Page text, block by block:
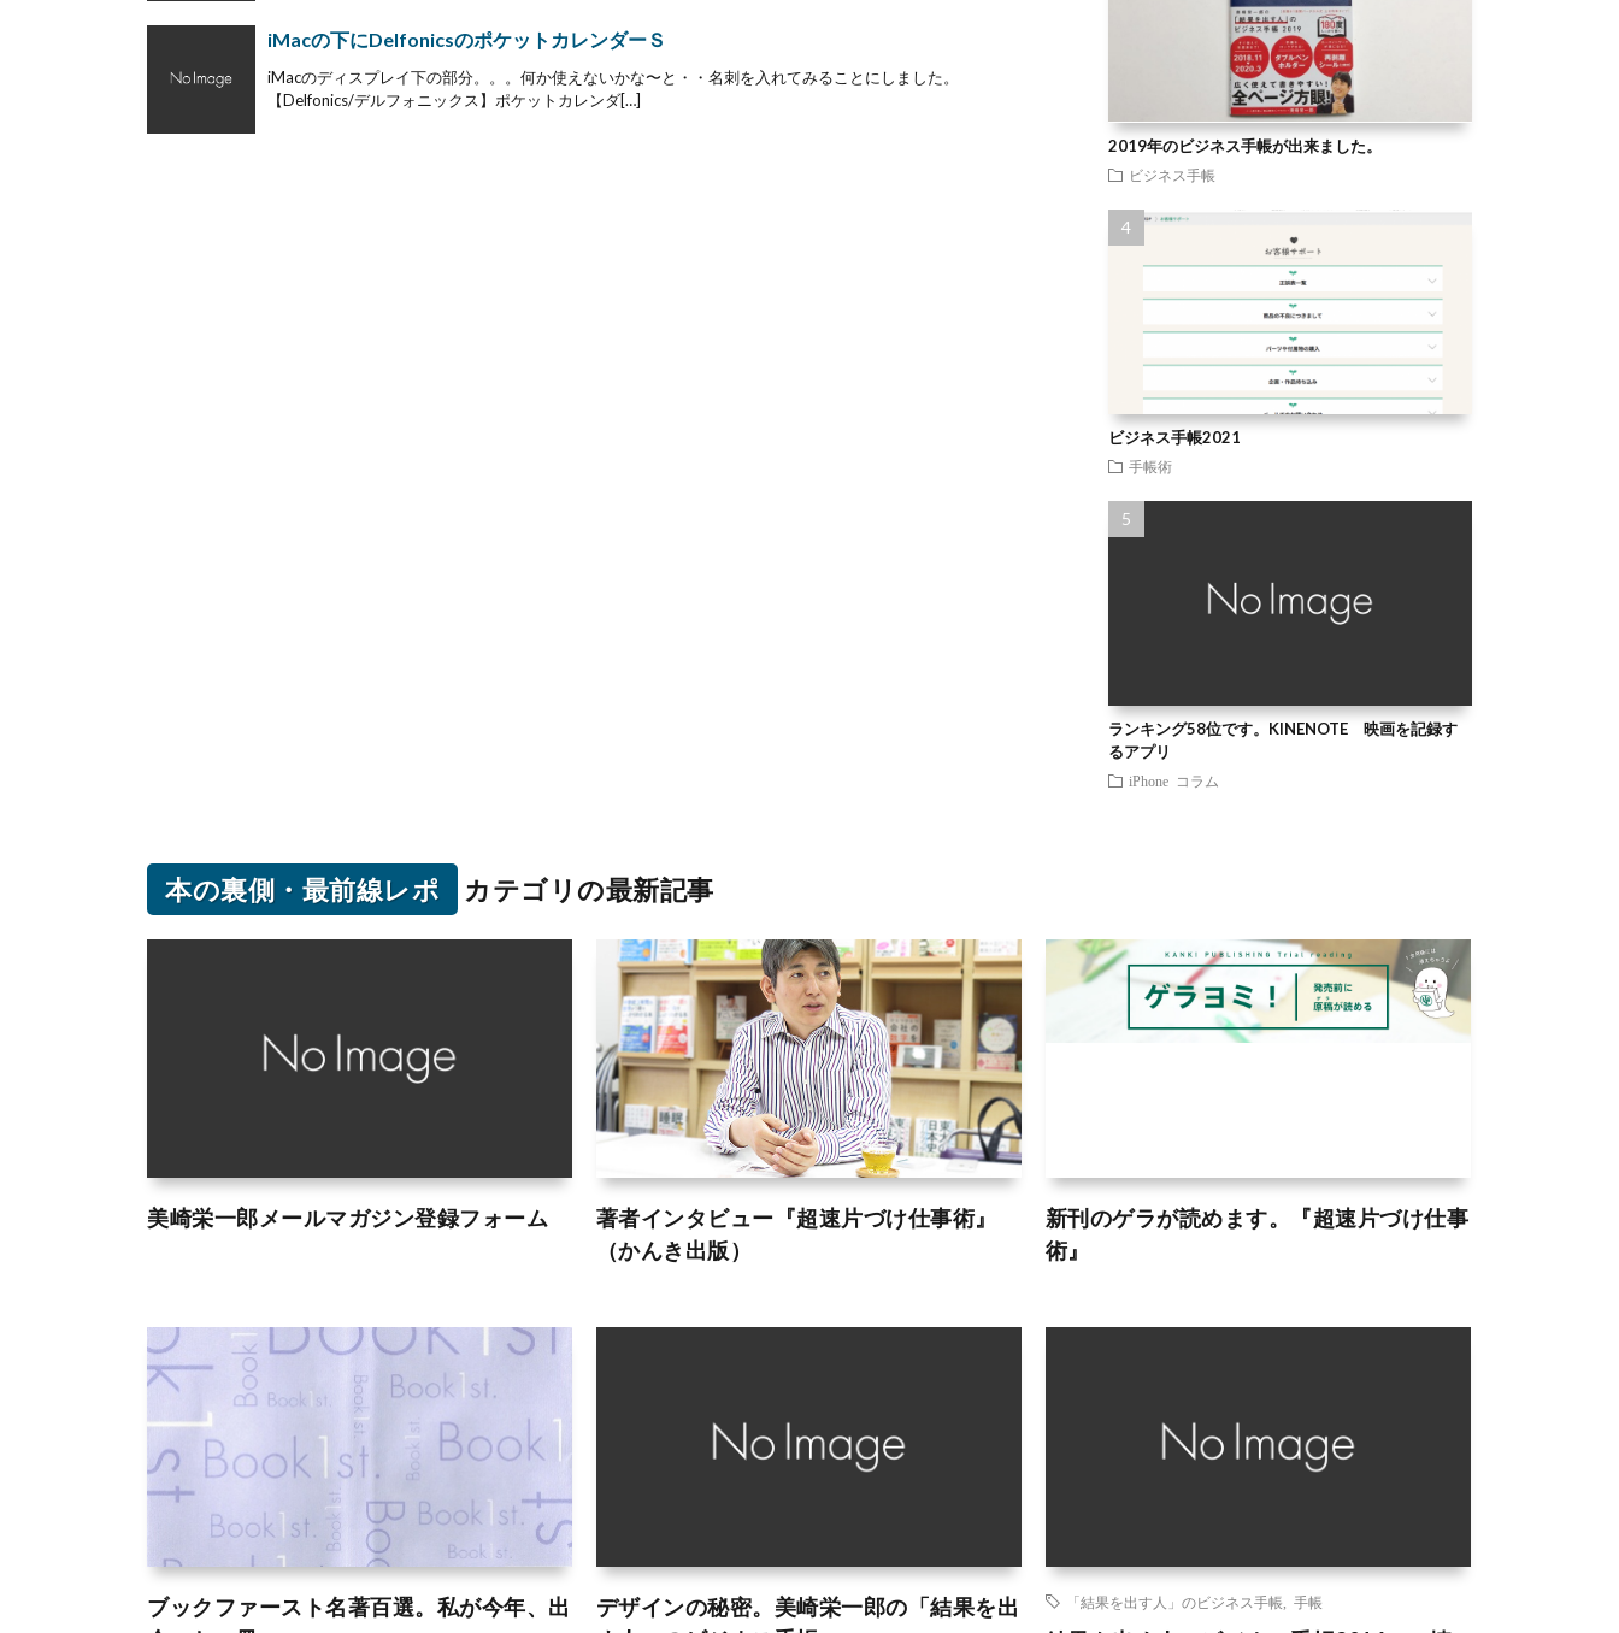
iMacの下にDelfonicsのポケットカレンダーＳ
iMacのディスプレイ下の部分。。。何か使えないかな〜と・・名刺を入れてみることにしました。
【Delfonics/デルフォニックス】ポケットカレンダ[…]
2019年のビジネス手帳が出来ました。
ビジネス手帳
ビジネス手帳2021
手帳術
ランキング58位です。KINENOTE 映画を記録す
るアプリ
iPhone コラム
本の裏側・最前線レポ カテゴリの最新記事
美崎栄一郎メールマガジン登録フォーム
著者インタビュー『超速片づけ仕事術』
（かんき出版）
新刊のゲラが読めます。『超速片づけ仕事
術』
ブックファースト名著百選。私が今年、出
デザインの秘密。美崎栄一郎の「結果を出
「結果を出す人」のビジネス手帳 手帳